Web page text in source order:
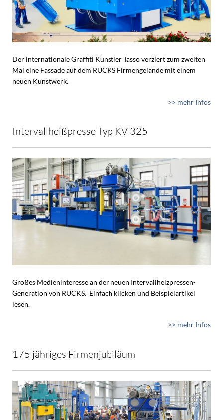
Der internationale Graffiti Künstler Tasso verziert zum zweiten
Mal eine Fassade auf dem RUCKS Firmengelände mit einem
neuen Kunstwerk.
>> mehr Infos
Intervallheißpresse Typ KV 325
Großes Medieninteresse an der neuen Intervallheizpressen-
Generation von RUCKS. Einfach klicken und Beispielartikel
lesen.
>> mehr Infos
175 jähriges Firmenjubiläum